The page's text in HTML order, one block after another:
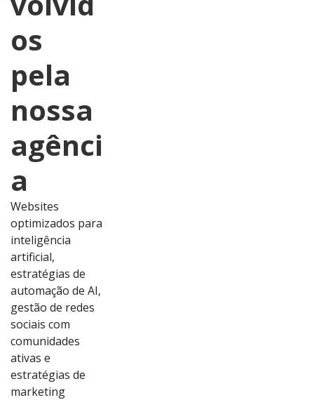
os
pela
nossa
agênci
a
Websites
optimizados para
inteligência
artificial,
estratégias de
automação de AI,
gestão de redes
sociais com
comunidades
ativas e
estratégias de
marketing